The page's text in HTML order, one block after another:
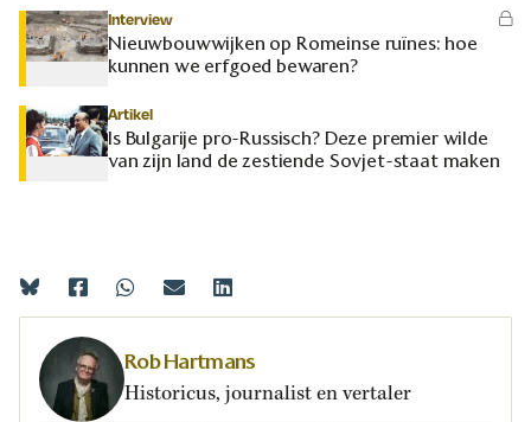
Interview
Nieuwbouwwijken op Romeinse ruïnes: hoe
kunnen we erfgoed bewaren?
Artikel
Is Bulgarije pro-Russisch? Deze premier wilde
van zijn land de zestiende Sovjet-staat maken
Rob Hartmans
Historicus, journalist en vertaler